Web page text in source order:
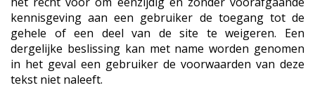
kennisgeving aan een gebruiker de toegang tot de
gehele of een deel van de site te weigeren. Een
dergelijke beslissing kan met name worden genomen
in het geval een gebruiker de voorwaarden van deze
tekst niet naleeft.